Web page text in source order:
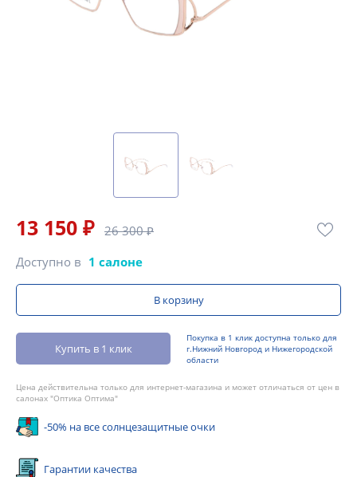
13 150 ₽ 26 300 ₽
Доступно в 1 салоне
В корзину
Купить в 1 клик
Покупка в 1 клик доступна только для
г.Нижний Новгород и Нижегородской
области
Цена действительна только для интернет-магазина и может отличаться от цен в
салонах "Оптика Оптима"
-50% на все солнцезащитные очки
Гарантии качества